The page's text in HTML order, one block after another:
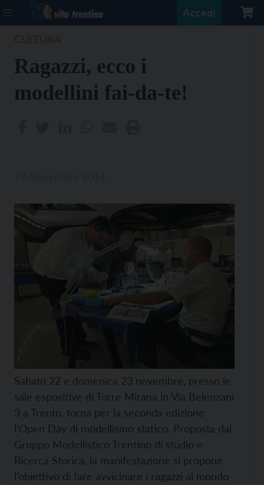
Accedi
Ragazzi, ecco i
modellini fai-da-te!
Sabato 22 e domenica 23 novembre, presso le
sale espositive di Torre Mirana in Via Belenzani
3 a Trento, torna per la seconda edizione
l’Open Day di modellismo statico. Proposta dal
Gruppo Modellistico Trentino di studio e
Ricerca Storica, la manifestazione si propone
l’obiettivo di fare avvicinare i ragazzi al mondo